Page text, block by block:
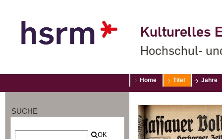
Kulturelles
Hochschul-
Home Titel Jahre
SUCHE
OK